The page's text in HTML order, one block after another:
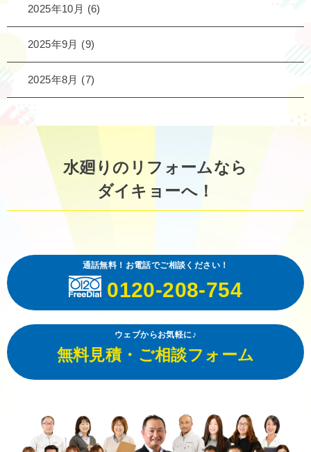
2025年10月 (6)
2025年9月 (9)
2025年8月 (7)
水廻りのリフォームなら
ダイキョーへ！
通話無料！お電話でご相談ください！
0120-208-754
ウェブからお気軽に♪
無料見積・ご相談フォーム